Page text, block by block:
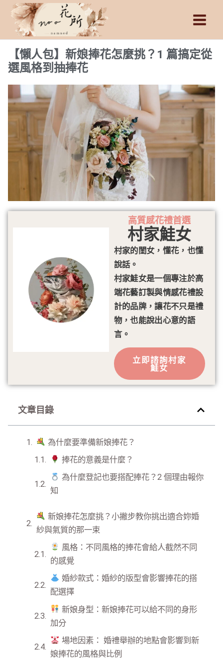
Main
【懶人包】新娘捧花怎麼挑？1 篇搞定從
選風格到抽捧花
高質感花禮首選
村家鮭女
村家的閨女，懂花，也懂
說話。
村家鮭女是一個專注於高
端花藝訂製與情感花禮設
計的品牌，讓花不只是禮
物，也能說出心意的語
言。
立即諮詢村家
鮭女
文章目錄
為什麼要準備新娘捧花？
捧花的意義是什麼？
為什麼登記也要搭配捧花？2 個理由報你
知
新娘捧花怎麼挑？小撇步教你挑出適合妳婚
紗與氣質的那一束
風格：不同風格的捧花會給人截然不同
的感覺
婚紗款式：婚紗的版型會影響捧花的搭
配選擇
新娘身型：新娘捧花可以給不同的身形
加分
場地因素： 婚禮舉辦的地點會影響到新
娘捧花的風格與比例